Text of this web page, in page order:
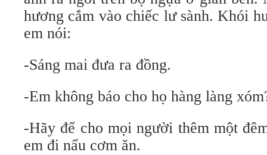
hương cắm vào chiếc lư sành. Khói
em nói:
-Sáng mai đưa ra đồng.
-Em không báo cho họ hàng làng
-Hãy để cho mọi người thêm một
em đi nấu cơm ăn.